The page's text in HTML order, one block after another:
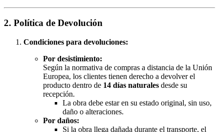
2. Política de Devolución
Condiciones para devoluciones:
Por desistimiento:
Según la normativa de compras a distancia de la Unión
Europea, los clientes tienen derecho a devolver el
producto dentro de 14 días naturales desde su
recepción.
La obra debe estar en su estado original, sin uso,
daño o alteraciones.
Por daños:
Si la obra llega dañada durante el transporte, el